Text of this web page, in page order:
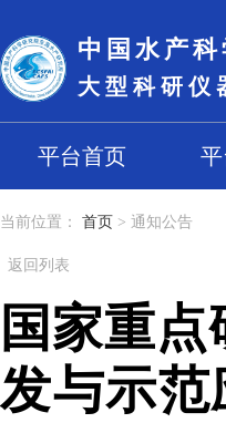
中国水产
大型科研仪
平台首页
当前位置： 首页 > 通知公告
返回列表
国家重
发与示范